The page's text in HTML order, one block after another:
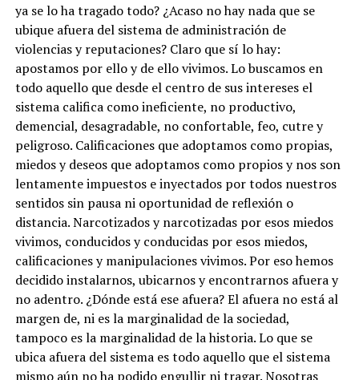
ya se lo ha tragado todo? ¿Acaso no hay nada que se
ubique afuera del sistema de administración de
violencias y reputaciones? Claro que sí lo hay:
apostamos por ello y de ello vivimos. Lo buscamos en
todo aquello que desde el centro de sus intereses el
sistema califica como ineficiente, no productivo,
demencial, desagradable, no confortable, feo, cutre y
peligroso. Calificaciones que adoptamos como propias,
miedos y deseos que adoptamos como propios y nos son
lentamente impuestos e inyectados por todos nuestros
sentidos sin pausa ni oportunidad de reflexión o
distancia. Narcotizados y narcotizadas por esos miedos
vivimos, conducidos y conducidas por esos miedos,
calificaciones y manipulaciones vivimos. Por eso hemos
decidido instalarnos, ubicarnos y encontrarnos afuera y
no adentro. ¿Dónde está ese afuera? El afuera no está al
margen de, ni es la marginalidad de la sociedad,
tampoco es la marginalidad de la historia. Lo que se
ubica afuera del sistema es todo aquello que el sistema
mismo aún no ha podido engullir ni tragar. Nosotras